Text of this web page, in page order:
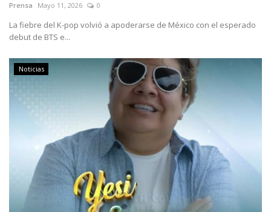
Prensa Mayo 11, 2026 0
La fiebre del K-pop volvió a apoderarse de México con el esperado
debut de BTS e...
Noticias